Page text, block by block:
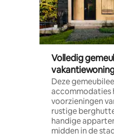
Volledig
Deze
accommodaties
voorzieningen
rustige
handige
midden in de